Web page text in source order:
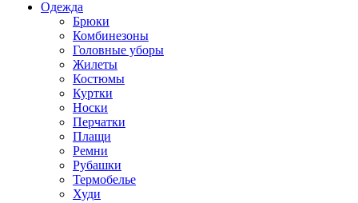
Одежда
Брюки
Комбинезоны
Головные уборы
Жилеты
Костюмы
Куртки
Носки
Перчатки
Плащи
Ремни
Рубашки
Термобелье
Худи